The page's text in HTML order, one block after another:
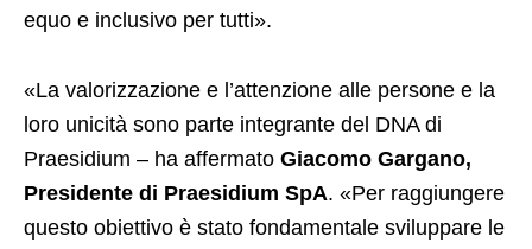
equo e inclusivo per tutti».
«La valorizzazione e l’attenzione alle persone e la
loro unicità sono parte integrante del DNA di
Praesidium – ha affermato Giacomo Gargano,
Presidente di Praesidium SpA. «Per raggiungere
questo obiettivo è stato fondamentale sviluppare le